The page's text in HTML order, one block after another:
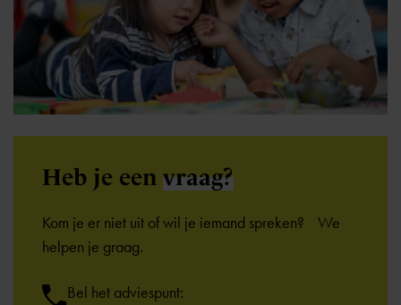
Heb je een vraag?
Kom je er niet uit of wil je iemand spreken? We
helpen je graag.
Bel het adviespunt: